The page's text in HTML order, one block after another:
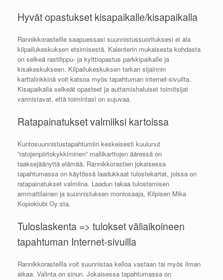
Hyvät opastukset kisapaikalle/kisapaikalla
Rannikkorasteille saapuessasi suunnistussuorituksesi ei ala
kilpailukeskuksen etsimisestä. Kalenterin mukaisesta kohdasta
on selkeä rastilippu- ja kylttiopastus parkkipaikalle ja
kisakeskukseen. Kilpailukeskuksen tarkan sijainnin
karttalinkkinä voit katsoa myös tapahtuman internet-sivuilta.
Kisapaikalla selkeät opasteet ja auttamishaluiset toimitsijat
varmistavat, että toimintasi on sujuvaa.
Ratapainatukset valmiiksi kartoissa
Kuntosuunnistustapahtumiin keskeisesti kuulunut
”ratojenpiirtokykkiminen” mallikarttojen ääressä on
taaksejäänyttä elämää. Rannikkorastien jokaisessa
tapahtumassa on käytössä laadukkaat tulostekartat, joissa on
ratapainatukset valmiina. Laadun takaa tulostamisen
ammattilainen ja suunnistuksen moniosaaja, Kilpisen Mika
Kopioklubi Oy:sta.
Tuloslaskenta => tulokset väliaikoineen
tapahtuman Internet-sivuilla
Rannikkorasteilla voit suunnistaa kelloa vastaan tai myös ilman
aikaa. Valinta on sinun. Jokaisessa tapahtumassa on